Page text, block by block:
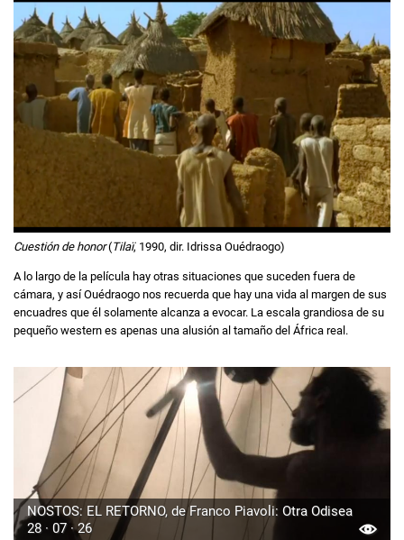
Cuestión de honor(Tilaï, 1990, dir. Idrissa Ouédraogo)
A lo largo de la película hay otras situaciones que suceden fuera de
cámara, y así Ouédraogo nos recuerda que hay una vida al margen de sus
encuadres que él solamente alcanza a evocar. La escala grandiosa de su
pequeño western es apenas una alusión al tamaño del África real.
NOSTOS: EL RETORNO, de Franco Piavoli: Otra Odisea
28 · 07 · 26